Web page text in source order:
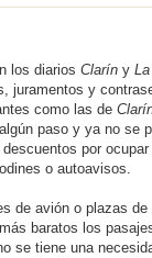
los diarios Clarín y
juramentos y
como las de
paso y ya no se
por
o autoavisos.
de avión o plazas
baratos los
se tiene una